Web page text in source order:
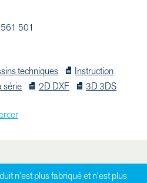
501
techniques
Instruction
série
2D DXF 3D 3DS
n'est plus fabriqué et n'est plus